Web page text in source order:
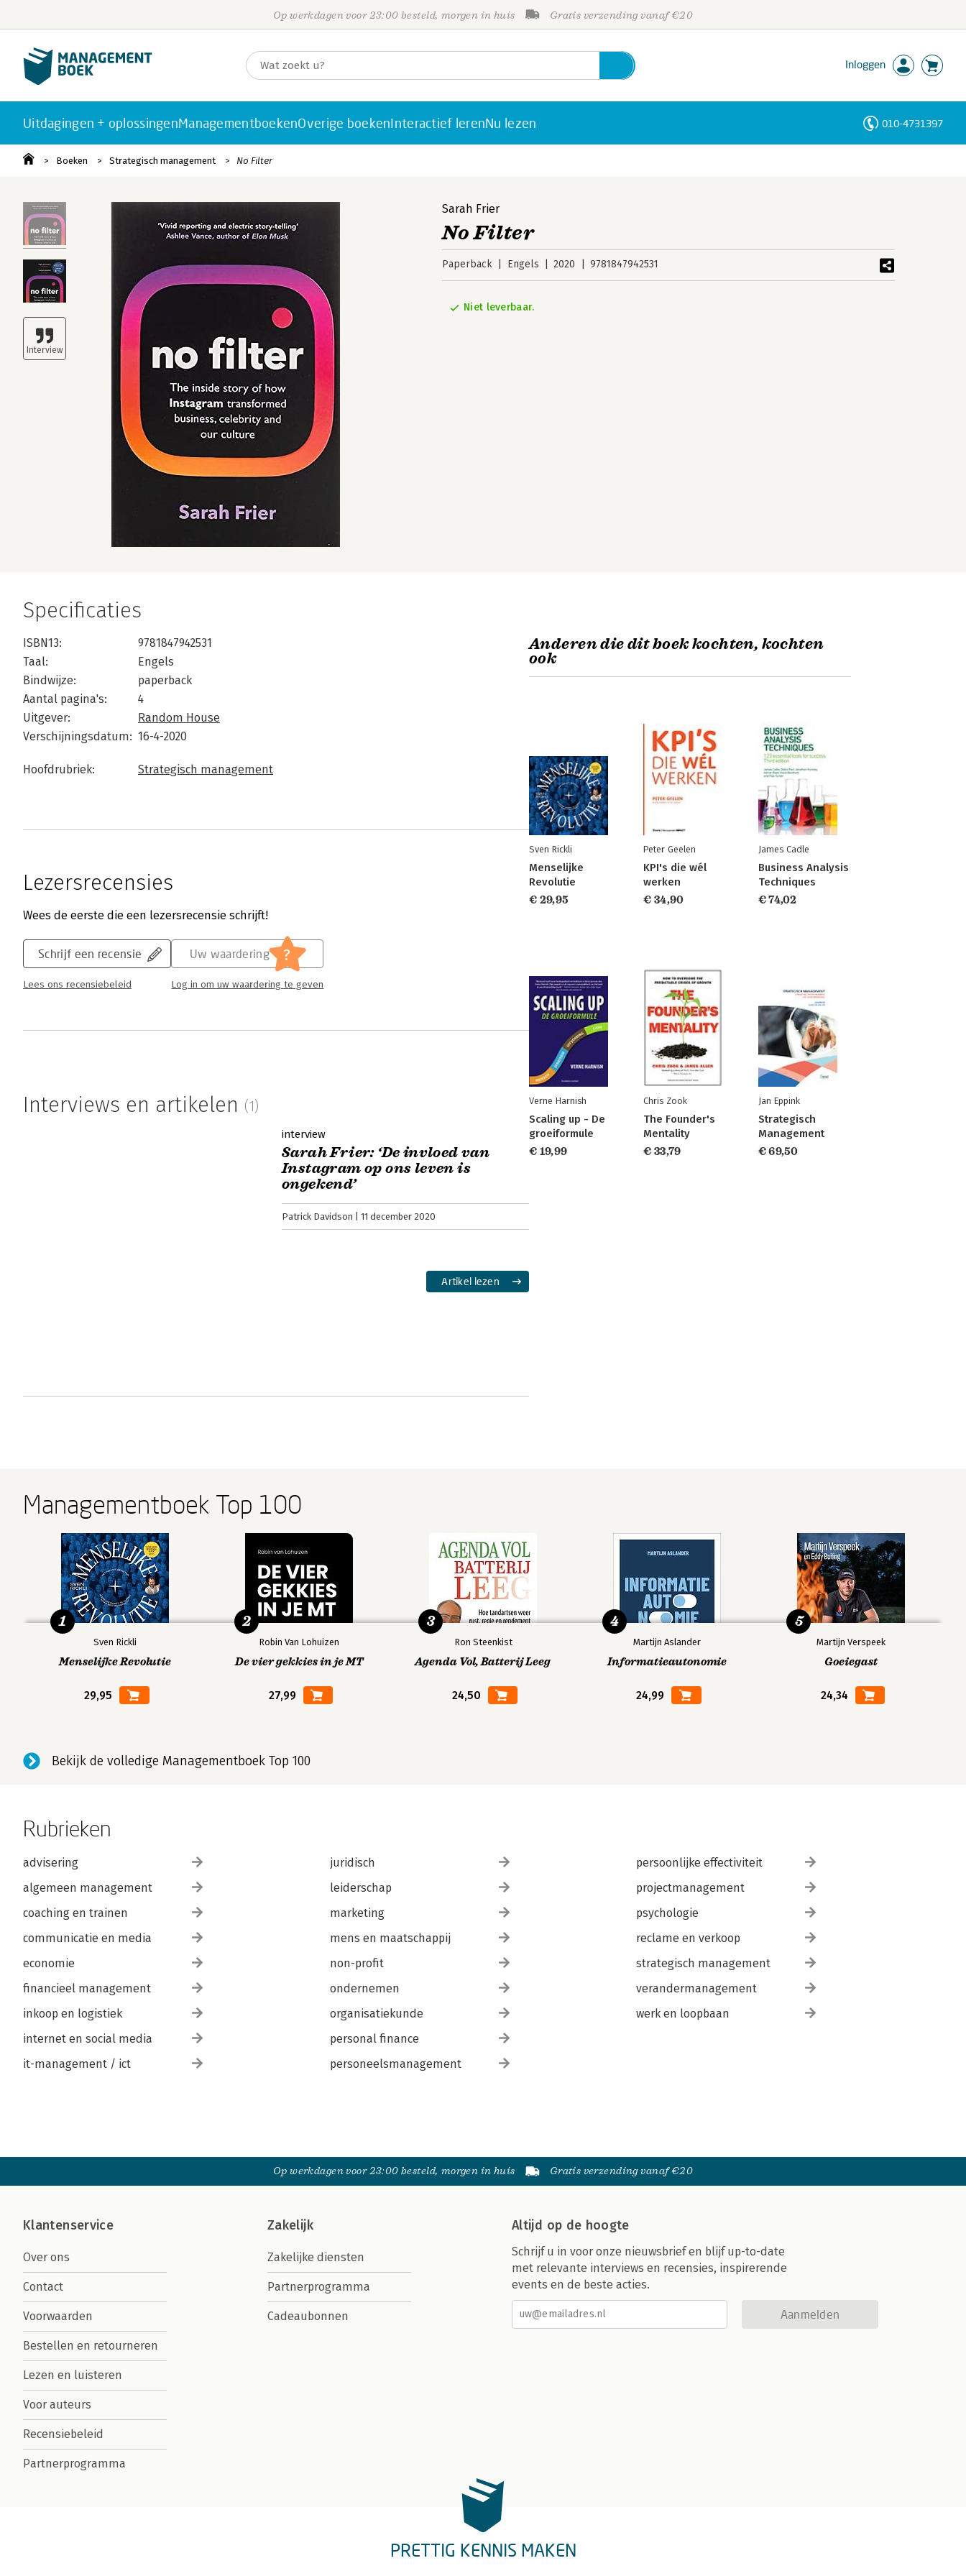
Op werkdagen voor 23:00 besteld, morgen in huis Gratis verzending vanaf €20
Inloggen
Uitdagingen + oplossingenManagementboekenOverige boekenInteractief lerenNu lezen 010-4731397
Boeken Strategisch management No Filter
Sarah Frier
No Filter
Paperback Engels 2020 9781847942531
Niet leverbaar.
Specificaties
ISBN13:
9781847942531
Taal:
Engels
Bindwijze:
paperback
Aantal pagina's:
4
Uitgever:
Random House
Verschijningsdatum: 16-4-2020
Hoofdrubriek: Strategisch management
Lezersrecensies
Wees de eerste die een lezersrecensie schrijft!
Schrijf een recensie
Lees ons recensiebeleid
Uw waardering ?
Log in om uw waardering te geven
Interviews en artikelen (1)
interview
Sarah Frier: ‘De invloed van
Instagram op ons leven is
ongekend’
Patrick Davidson 11 december 2020
Artikel lezen
Anderen die dit boek kochten, kochten
ook
Sven Rickli
Menselijke
Revolutie
€ 29,95
Peter Geelen
KPI's die wél
werken
€ 34,90
James Cadle
Business Analysis
Techniques
€ 74,02
Verne Harnish
Scaling up - De
groeiformule
€ 19,99
Chris Zook
The Founder's
Mentality
€ 33,79
Jan Eppink
Strategisch
Management
€ 69,50
Managementboek Top 100
Sven Rickli
Menselijke Revolutie
29,95
1
Robin Van Lohuizen
De vier gekkies in je MT
27,99
2
Ron Steenkist
Agenda Vol, Batterij Leeg
24,50
3
Martijn Aslander
Informatieautonomie
24,99
4
Martijn Verspeek
Goeiegast
24,34
5
Bekijk de volledige Managementboek Top 100
Rubrieken
advisering
algemeen management
coaching en trainen
communicatie en media
economie
financieel management
inkoop en logistiek
internet en social media
it-management / ict
juridisch
leiderschap
marketing
mens en maatschappij
non-profit
ondernemen
organisatiekunde
personal finance
personeelsmanagement
persoonlijke effectiviteit
projectmanagement
psychologie
reclame en verkoop
strategisch management
verandermanagement
werk en loopbaan
Op werkdagen voor 23:00 besteld, morgen in huis Gratis verzending vanaf €20
Klantenservice
Over ons
Contact
Voorwaarden
Bestellen en retourneren
Lezen en luisteren
Voor auteurs
Recensiebeleid
Partnerprogramma
Zakelijk
Zakelijke diensten
Partnerprogramma
Cadeaubonnen
Altijd op de hoogte
Schrijf u in voor onze nieuwsbrief en blijf up-to-date
met relevante interviews en recensies, inspirerende
events en de beste acties.
Aanmelden
PRETTIG KENNIS MAKEN
Personen